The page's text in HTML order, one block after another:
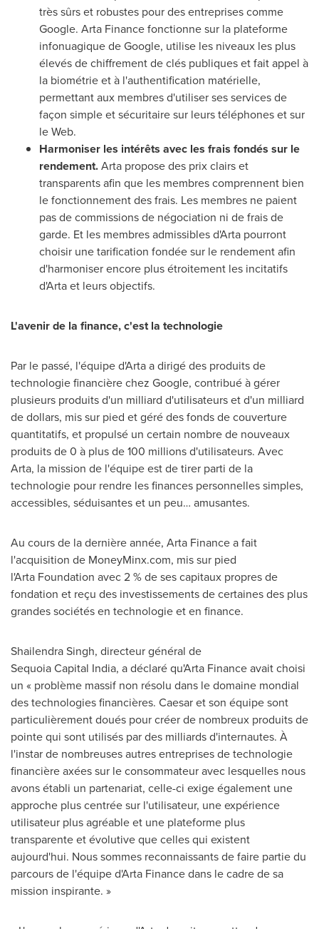
très sûrs et robustes pour des entreprises comme
Google. Arta Finance fonctionne sur la plateforme
infonuagique de Google, utilise les niveaux les plus
élevés de chiffrement de clés publiques et fait appel à
la biométrie et à l'authentification matérielle,
permettant aux membres d'utiliser ses services de
façon simple et sécuritaire sur leurs téléphones et sur
le Web.
Harmoniser les intérêts avec les frais fondés sur le
rendement.Arta propose des prix clairs et
transparents afin que les membres comprennent bien
le fonctionnement des frais. Les membres ne paient
pas de commissions de négociation ni de frais de
garde. Et les membres admissibles d'Arta pourront
choisir une tarification fondée sur le rendement afin
d'harmoniser encore plus étroitement les incitatifs
d'Arta et leurs objectifs.
L'avenir de la finance, c'est la technologie
Par le passé, l'équipe d'Arta a dirigé des produits de
technologie financière chez Google, contribué à gérer
plusieurs produits d'un milliard d'utilisateurs et d'un milliard
de dollars, mis sur pied et géré des fonds de couverture
quantitatifs, et propulsé un certain nombre de nouveaux
produits de 0 à plus de 100 millions d'utilisateurs. Avec
Arta, la mission de l'équipe est de tirer parti de la
technologie pour rendre les finances personnelles simples,
accessibles, séduisantes et un peu… amusantes.
Au cours de la dernière année, Arta Finance a fait
l'acquisition de MoneyMinx.com, mis sur pied
l'Arta Foundation avec 2 % de ses capitaux propres de
fondation et reçu des investissements de certaines des plus
grandes sociétés en technologie et en finance.
Shailendra Singh, directeur général de
Sequoia Capital India, a déclaré qu'Arta Finance avait choisi
un « problème massif non résolu dans le domaine mondial
des technologies financières. Caesar et son équipe sont
particulièrement doués pour créer de nombreux produits de
pointe qui sont utilisés par des milliards d'internautes. À
l'instar de nombreuses autres entreprises de technologie
financière axées sur le consommateur avec lesquelles nous
avons établi un partenariat, celle-ci exige également une
approche plus centrée sur l'utilisateur, une expérience
utilisateur plus agréable et une plateforme plus
transparente et évolutive que celles qui existent
aujourd'hui. Nous sommes reconnaissants de faire partie du
parcours de l'équipe d'Arta Finance dans le cadre de sa
mission inspirante. »